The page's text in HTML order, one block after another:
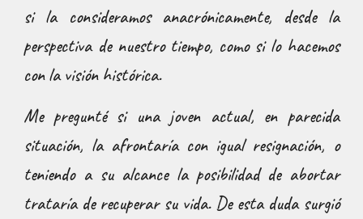
si la consideramos anacrónicamente, desde la
perspectiva de nuestro tiempo, como si lo hacemos
con la visión histórica.
Me pregunté si una joven actual, en parecida
situación, la afrontaría con igual resignación, o
teniendo a su alcance la posibilidad de abortar
trataría de recuperar su vida. De esta duda surgió